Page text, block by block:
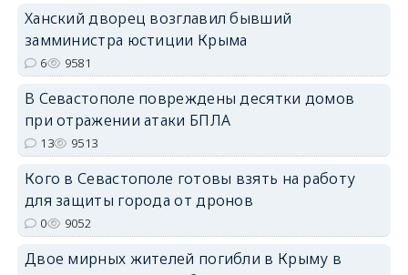
Ханский дворец возглавил бывший
замминистра юстиции Крыма
6 9581
В Севастополе повреждены десятки домов
при отражении атаки БПЛА
13 9513
Кого в Севастополе готовы взять на работу
для защиты города от дронов
0 9052
Двое мирных жителей погибли в Крыму в